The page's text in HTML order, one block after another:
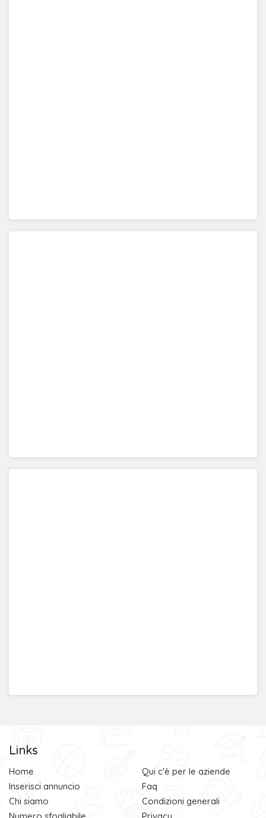
Links
Home
Inserisci annuncio
Chi siamo
Qui c'è per le aziende
Faq
Condizioni generali